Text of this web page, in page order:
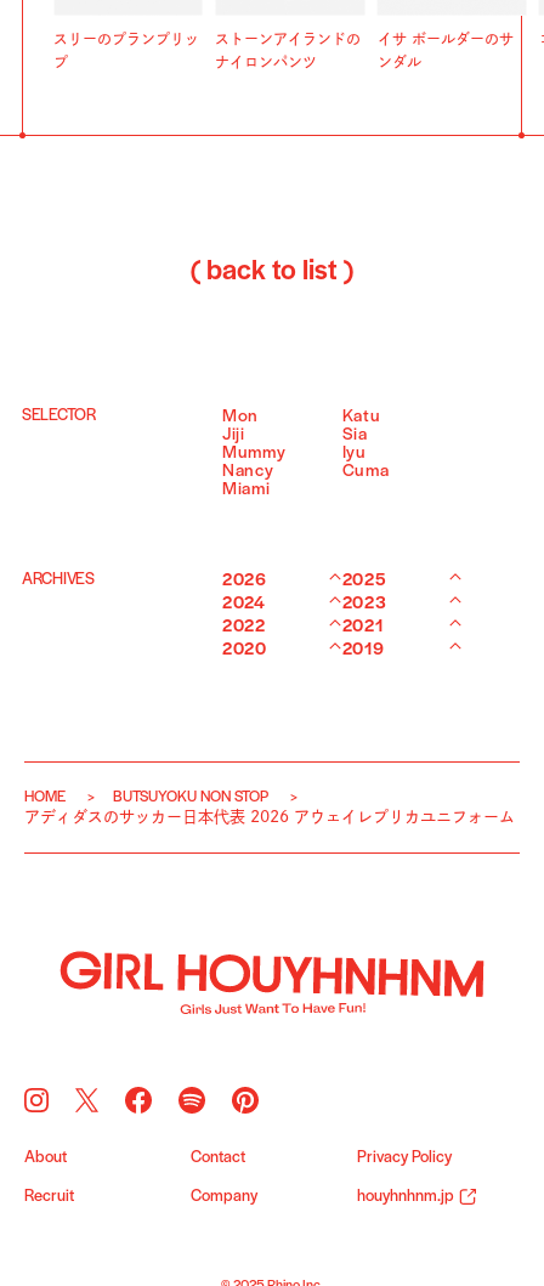
スリーのプランプリッ
プ
ストーンアイランドの
ナイロンパンツ
イサ ボールダーのサ
ンダル
( back to list )
SELECTOR Mon
Katu
Jiji
Sia
Mummy
Iyu
Nancy
Cuma
Miami
ARCHIVES 2026
2025
2024
2023
2022
2021
2020
2019
HOME
BUTSUYOKU NON STOP
アディダスのサッカー日本代表 2026 アウェイレプリカユニフォーム
About Contact Privacy Policy
Recruit Company houyhnhnm.jp